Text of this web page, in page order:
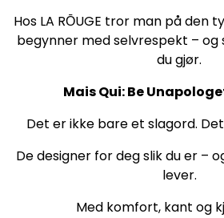
Hos LA RŌUGE tror man på den
begynner med selvrespekt –
du gjør.
Mais Qui: Be
Det er ikke bare et slagord.
De designer for deg slik du er –
lever.
Med komfort, kant og